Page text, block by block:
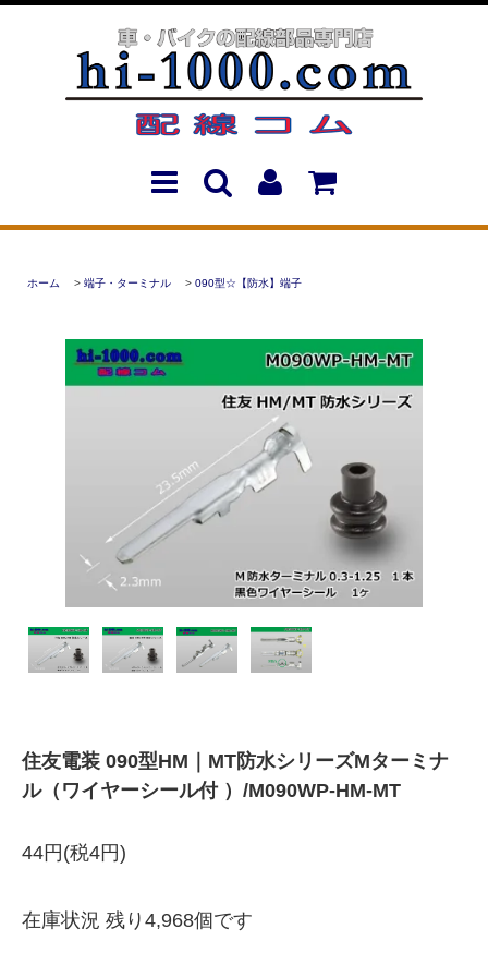
ホーム > 端子・ターミナル > 090型☆【防水】端子
住友電装 090型HM｜MT防水シリーズMターミナ
ル（ワイヤーシール付 ）/M090WP-HM-MT
44円(税4円)
在庫状況 残り4,968個です